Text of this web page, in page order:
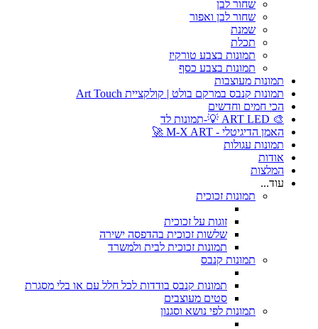
שחור לבן
שחור לבן ואפור
שמנת
תכלת
תמונות בצבע טורקיז
תמונות בצבע כסף
תמונות מעוצבות
תמונות קנבס במרקם בולט | קולקציית Art Touch
הכי חמים וחדשים
🎨 ART LED 💡-תמונות לד
האמן הדיגיטלי - M-X ART 🚀
תמונות עגולות
אודות
המלצות
עוד...
תמונות זכוכית
זוגות על זכוכית
שלשות זכוכית בהדפסה ישירה
תמונות זכוכית לבית ולמשרד
תמונות קנבס
תמונות קנבס בודדות לכל חלל עם או בלי מסגרת
סטים מעוצבים
תמונות לפי נושא וסגנון